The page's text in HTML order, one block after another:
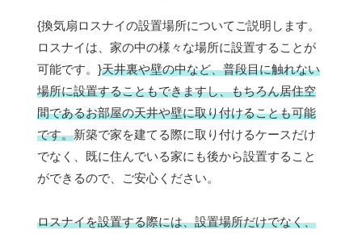
{換気扇ロスナイの設置場所についてご説明します。
ロスナイは、家の中の様々な場所に設置することが
可能です。}天井裏や壁の中など、普段目に触れない
場所に設置することもできますし、もちろん居住空
間であるお部屋の天井や壁に取り付けることも可能
です。新築で家を建てる際に取り付けるケースだけ
でなく、既に住んでいる家にも後から設置すること
ができるので、ご安心ください。
ロスナイを設置する際には、設置場所だけでなく、